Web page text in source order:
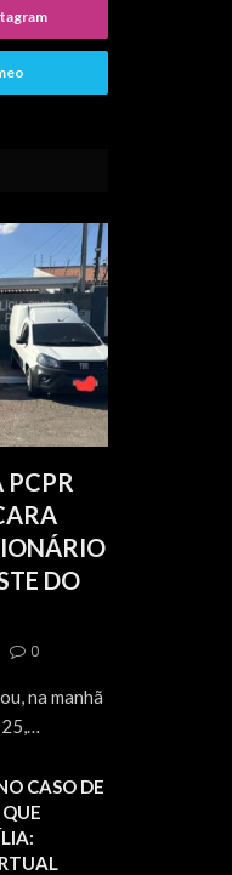
PCPR
DO
0
na manhã
CASO DE